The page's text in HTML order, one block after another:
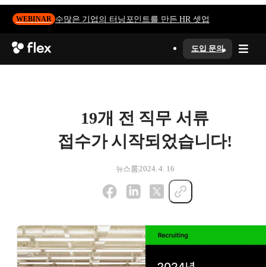
WEBINAR 수많은 기업의 터닝포인트를 만든 HR 셋업
도입 문의
19개 전 직무 서류
접수가 시작되었습니다!
뉴스룸 2024. 4. 16